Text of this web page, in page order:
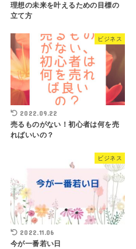
理想の未来を叶えるための目標の
立て方
ビジネス
2022.09.22
売るものがない！初心者は何を売
ればいいの？
ビジネス
2022.11.06
今が一番若い日